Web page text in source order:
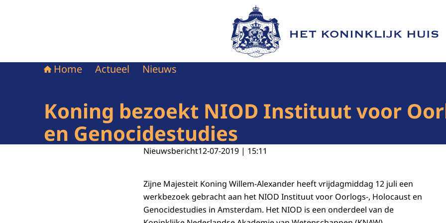
Naar de homepage van Het Koninklijk Huis
Home Actueel Nieuws
Koning bezoekt NIOD Instituut voor
en Genocidestudies
Nieuwsbericht12-07-2019 | 15:11
Zijne Majesteit Koning Willem-Alexander heeft vrijdagmiddag 12 juli een
werkbezoek gebracht aan het NIOD Instituut voor Oorlogs-, Holocaust en
Genocidestudies in Amsterdam. Het NIOD is een onderdeel van de